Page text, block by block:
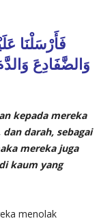
وَالضَّفَادِعَ
kepada mereka
darah, sebagai
mereka juga
kaum yang
menolak